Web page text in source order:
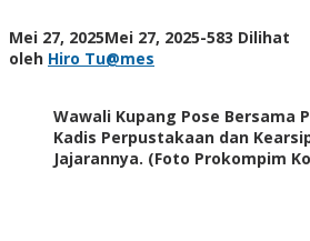
Mei 27, 2025Mei 27, 2025oleh
-583 Dilihat
oleh Hiro Tu@mes
Wawali Kupang Pose Bersama
Kadis Perpustakaan dan
Jajarannya. (Foto Prokompim